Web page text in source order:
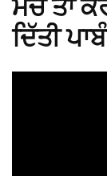
ਮੈਚ ਤਾਂ
ਦਿੱਤੀ